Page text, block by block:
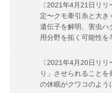
〔2021年4月21日リ
定〜クモ牽引糸と大
遺伝子を解明、害虫ハ
用分野を拓く可能性を
〔2021年4月20日リ
り」させられること
の休眠がクワコのよう